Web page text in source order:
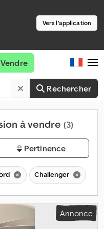
Vers l'application
Rechercher
Vendre
à vendre (3)
Pertinence
Challenger
Annonce